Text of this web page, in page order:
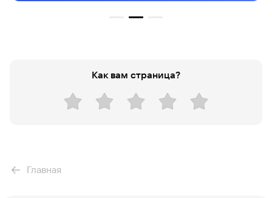
Как вам страница?
Главная